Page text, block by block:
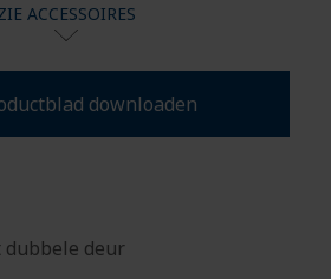
dubbele deur
ACCESSOIRES
downloaden